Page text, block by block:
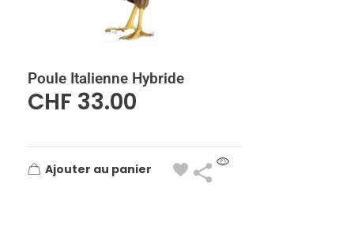
Poule Italienne Hybride
CHF 33.00
Ajouter au panier